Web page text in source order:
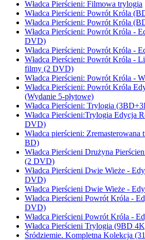
Władca Pierścieni: Filmowa trylogia
Władca Pierścieni: Powrót Króla
Władca Pierścieni: Powrót Króla
Władca Pierścieni: Powrót Króla -
DVD)
Władca Pierścieni: Powrót Króla -
Władca Pierścieni: Powrót Króla -
filmy (2 DVD)
Władca Pierścieni: Powrót Króla -
Władca Pierścieni: Powrót Króla
(Wydanie 5-płytowe)
Władca Pierścieni: Trylogia
Władca Pierścieni:Trylogia Edycja
DVD)
Władca pierścieni:
BD)
Władca Pierścieni Drużyna
(2 DVD)
Władca Pierścieni Dwie Wieże -
DVD)
Władca Pierścieni Dwie Wieże -
Władca Pierścieni Powrót Króla -
DVD)
Władca Pierścieni Powrót Króla -
Władca Pierścieni Trylogia (9BD
Śródziemie. Kompletna Kolekcja